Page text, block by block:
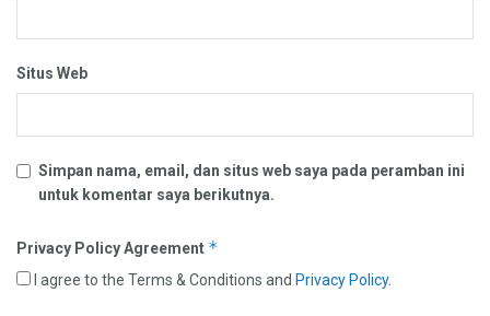
Situs Web
Simpan nama, email, dan situs web saya pada peramban ini
untuk komentar saya berikutnya.
Privacy Policy Agreement *
I agree to the Terms & Conditions and Privacy Policy.